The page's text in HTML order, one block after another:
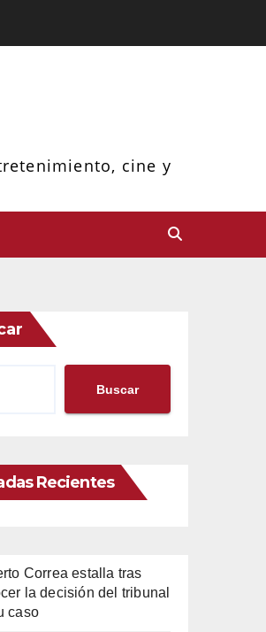
cine y
Buscar
Recientes
Correa estalla tras
la decisión del tribunal
caso